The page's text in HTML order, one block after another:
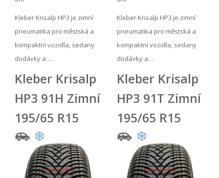
Kleber Krisalp HP3 je zimní
pneumatika pro městská a
kompaktní vozidla, sedany
dodávky a …
Kleber Krisalp HP3 je zimní
pneumatika pro městská a
kompaktní vozidla, sedany
dodávky a …
Kleber Krisalp
HP3 91H Zimní
195/65 R15
Kleber Krisalp
HP3 91T Zimní
195/65 R15